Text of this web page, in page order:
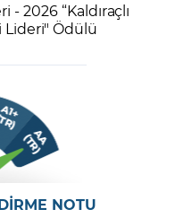
- 2026 “Kaldıraçlı
Lideri" Ödülü
NOTU